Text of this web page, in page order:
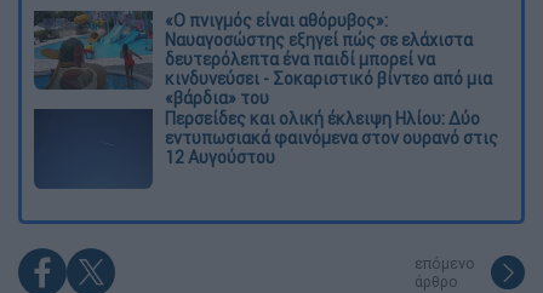
«Ο πνιγμός είναι αθόρυβος»:
Ναυαγοσώστης εξηγεί πώς σε ελάχιστα
δευτερόλεπτα ένα παιδί μπορεί να
κινδυνεύσει - Σοκαριστικό βίντεο από μια
«βάρδια» του
Περσείδες και ολική έκλειψη Ηλίου: Δύο
εντυπωσιακά φαινόμενα στον ουρανό στις
12 Αυγούστου
επόμενο
άρθρο